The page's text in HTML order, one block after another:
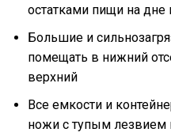
остатками пищи на дне
Большие и
помещать в нижний
верхний
Все емкости и
ножи с тупым лезвием